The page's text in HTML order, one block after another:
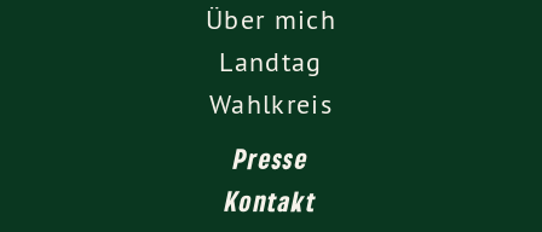
Über mich
Landtag
Wahlkreis
Presse
Kontakt